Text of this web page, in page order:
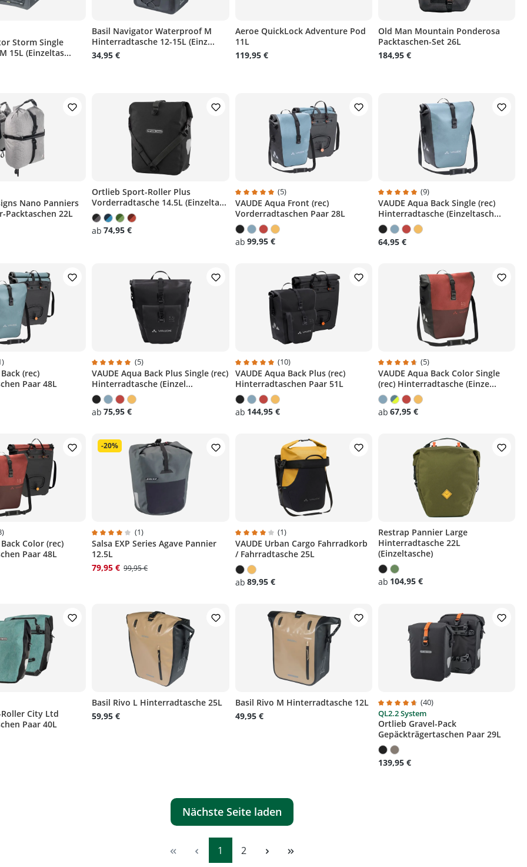
Bewertung von 4 von 5 Sternen
Storm Single
15L (Einzeltas...
Basil Navigator Waterproof M
Hinterradtasche 12-15L (Einz...
34,95 €
Aeroe QuickLock Adventure Pod
11L
119,95 €
Old Man Mountain Ponderosa
Packtaschen-Set 26L
184,95 €
Bewertung von 5 von 5 Sternen
Nano Panniers
Packtaschen 22L
Ortlieb Sport-Roller Plus
Vorderradtasche 14.5L (Einzelta...
ab 74,95 €
Durchschnittliche Bewertung von 5 von 5 Sternen
(5)
VAUDE Aqua Front (rec)
Vorderradtaschen Paar 28L
ab 99,95 €
Durchschnittliche Bewertung von 5
(9)
VAUDE Aqua Back Single (rec)
Hinterradtasche (Einzeltasch...
64,95 €
Bewertung von 5 von 5 Sternen
(rec)
Paar 48L
Durchschnittliche Bewertung von 5 von 5 Sternen
(5)
VAUDE Aqua Back Plus Single (rec)
Hinterradtasche (Einzel...
ab 75,95 €
Durchschnittliche Bewertung von 5 von 5 Sternen
(10)
VAUDE Aqua Back Plus (rec)
Hinterradtaschen Paar 51L
ab 144,95 €
Durchschnittliche Bewertung von 4.8
(5)
VAUDE Aqua Back Color Single
(rec) Hinterradtasche (Einze...
ab 67,95 €
Bewertung von 4.8 von 5 Sternen
Color (rec)
Paar 48L
Durchschnittliche Bewertung von 4 von 5 Sternen
(1)
Salsa EXP Series Agave Pannier
12.5L
79,95 € 99,95 €
-20%
Durchschnittliche Bewertung von 4 von 5 Sternen
(1)
VAUDE Urban Cargo Fahrradkorb
/ Fahrradtasche 25L
ab 89,95 €
Restrap Pannier Large
Hinterradtasche 22L
(Einzeltasche)
ab 104,95 €
Bewertung von 4 von 5 Sternen
City Ltd
Paar 40L
Basil Rivo L Hinterradtasche 25L
59,95 €
Basil Rivo M Hinterradtasche 12L
49,95 €
Durchschnittliche Bewertung von 4.8
(40)
QL2.2 System
Ortlieb Gravel-Pack
Gepäckträgertaschen Paar 29L
139,95 €
Nächste Seite laden
Seite
1 Seite
2